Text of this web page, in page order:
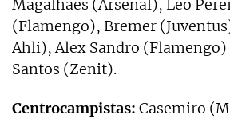
Magalhaes (Arsenal), Léo
(Flamengo), Bremer
Ahli), Alex Sandro (Flamengo)
Santos (Zenit).
Centrocampistas: Casemiro